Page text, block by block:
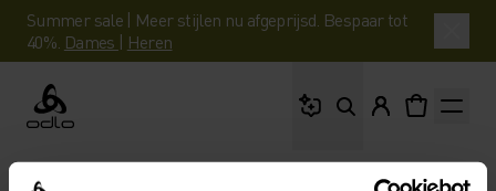
Summer sale | Meer stijlen nu afgeprijsd. Bespaar tot
40%. Dames | Heren
Odlo